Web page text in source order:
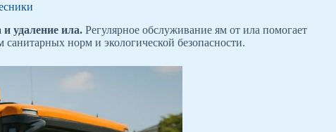
удаление ила. Регулярное обслуживание ям от ила помогает
норм и экологической безопасности.